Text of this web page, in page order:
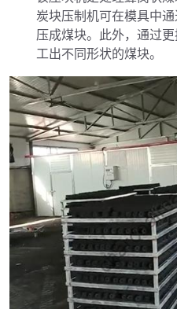
炭块压制机可在模具中
压成煤块。此外，通过
工出不同形状的煤块。